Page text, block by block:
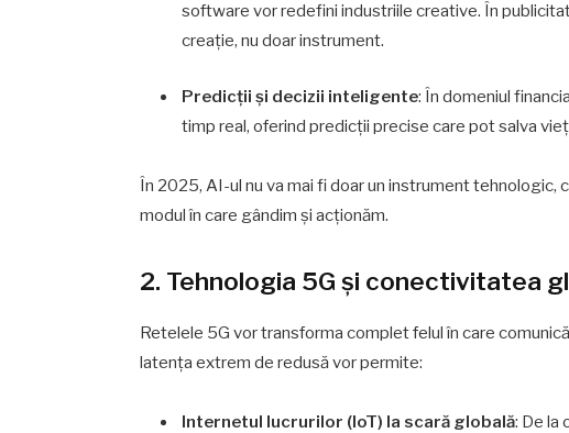
software vor redefini industriile creative. În
creație, nu doar instrument.
Predicții și decizii inteligente: În domeniul
timp real, oferind predicții precise care pot salva
În 2025, AI-ul nu va mai fi doar un instrument tehnologic,
modul în care gândim și acționăm.
2. Tehnologia 5G și conectivitatea
Retelele 5G vor transforma complet felul în care
latența extrem de redusă vor permite:
Internetul lucrurilor (IoT) la scară globală: De la